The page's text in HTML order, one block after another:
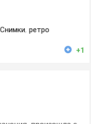
Снимки, ретро
+1